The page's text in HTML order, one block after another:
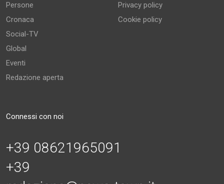
Persone
Cronaca
Social-TV
Global
Eventi
Redazione aperta
Privacy policy
Cookie policy
Connessi con noi
+39 08621965091
+39